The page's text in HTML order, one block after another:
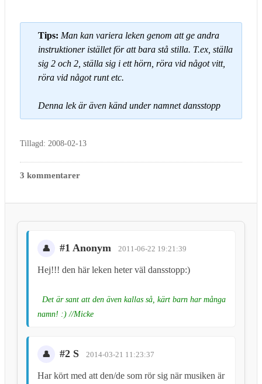
Tips: Man kan variera leken genom att ge andra
instruktioner istället för att bara stå stilla. T.ex, ställa
sig 2 och 2, ställa sig i ett hörn, röra vid något vitt,
röra vid något runt etc.
Denna lek är även känd under namnet dansstopp
Tillagd: 2008-02-13
3 kommentarer
#1 Anonym 2011-06-22 19:21:39
Hej!!! den här leken heter väl dansstopp:)
Det är sant att den även kallas så, kärt barn har många
namn! :) //Micke
#2 S 2014-03-21 11:23:37
Har kört med att den/de som rör sig när musiken är